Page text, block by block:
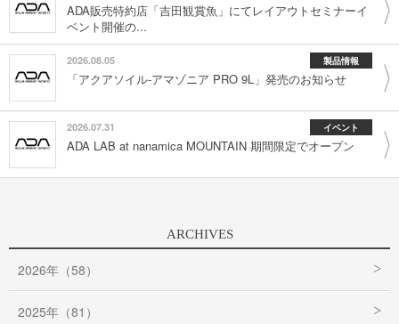
ADA販売特約店「吉田観賞魚」にてレイアウトセミナーイ
ベント開催の...
2026.08.05 製品情報
「アクアソイル-アマゾニア PRO 9L」発売のお知らせ
2026.07.31 イベント
ADA LAB at nanamica MOUNTAIN 期間限定でオープン
ARCHIVES
2026年（58）
2025年（81）